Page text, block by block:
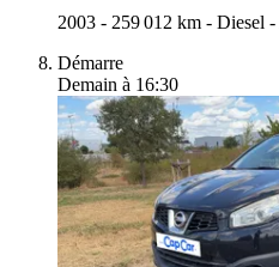
2003 - 259 012 km - Diesel -
Démarre
Demain à 16:30